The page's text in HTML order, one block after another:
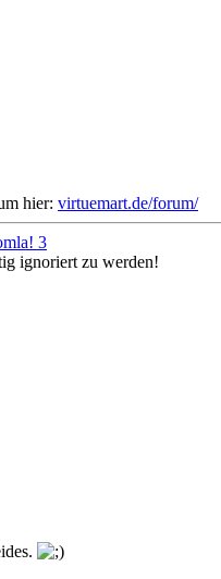
hier: virtuemart.de/forum/
3
ignoriert zu werden!